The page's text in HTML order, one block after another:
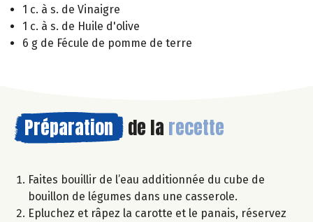
1 c. à s. de Vinaigre
1 c. à s. de Huile d'olive
6 g de Fécule de pomme de terre
Préparation de la recette
Faites bouillir de l’eau additionnée du cube de
bouillon de légumes dans une casserole.
Epluchez et râpez la carotte et le panais, réservez